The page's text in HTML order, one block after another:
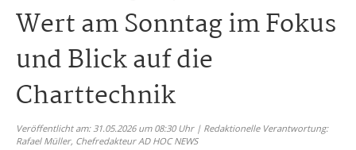
Wert am Sonntag im Fokus
und Blick auf die
Charttechnik
Veröffentlicht am: 31.05.2026 um 08:30 Uhr | Redaktionelle Verantwortung:
Rafael Müller, Chefredakteur AD HOC NEWS